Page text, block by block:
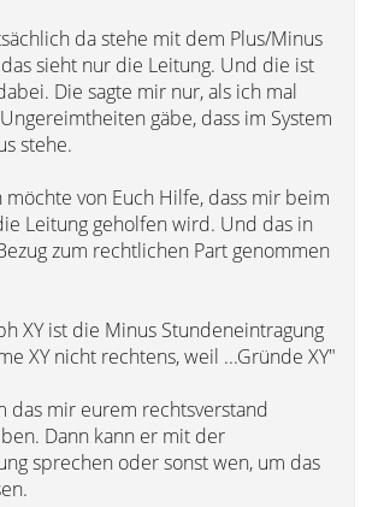
da stehe mit dem Plus/Minus
sieht nur die Leitung. Und die ist
Die sagte mir nur, als ich mal
gäbe, dass im System
stehe.
möchte von Euch Hilfe, dass mir beim
Leitung geholfen wird. Und das in
zum rechtlichen Part genommen
XY ist die Minus Stundeneintragung
XY nicht rechtens, weil ...Gründe XY"
das mir eurem rechtsverstand
Dann kann er mit der
sprechen oder sonst wen, um das